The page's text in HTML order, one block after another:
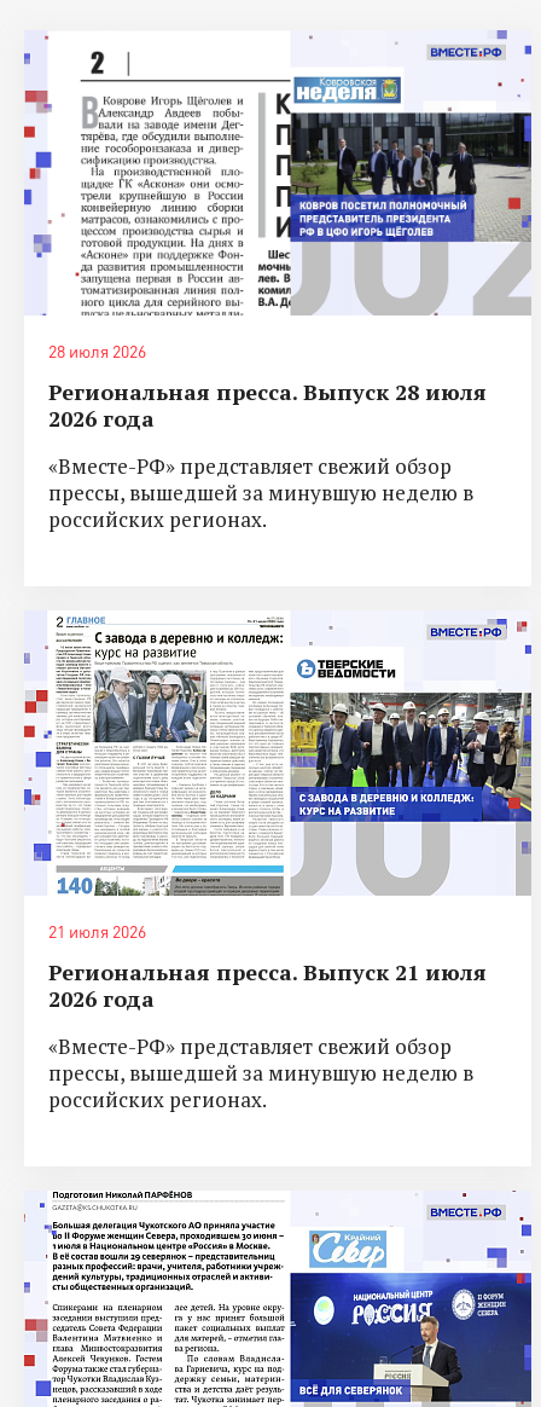
28 июля 2026
Региональная пресса. Выпуск 28 июля
2026 года
«Вместе-РФ» представляет свежий обзор
прессы, вышедшей за минувшую неделю в
российских регионах.
21 июля 2026
Региональная пресса. Выпуск 21 июля
2026 года
«Вместе-РФ» представляет свежий обзор
прессы, вышедшей за минувшую неделю в
российских регионах.